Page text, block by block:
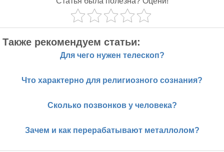
Также рекомендуем статьи:
Для чего нужен телескоп?
Что характерно для религиозного сознания?
Сколько позвонков у человека?
Зачем и как перерабатывают металлолом?